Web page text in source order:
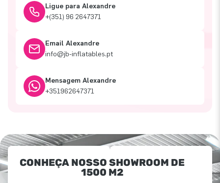
Ligue para Alexandre
+(351) 96 2647371
Email Alexandre
info@jb-inflatables.pt
Mensagem Alexandre
+351962647371
CONHEÇA NOSSO SHOWROOM DE
1500 M2